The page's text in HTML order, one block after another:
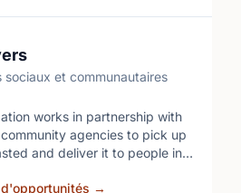
sociaux et communautaires
works in partnership with
agencies to pick up
and deliver it to people in
→